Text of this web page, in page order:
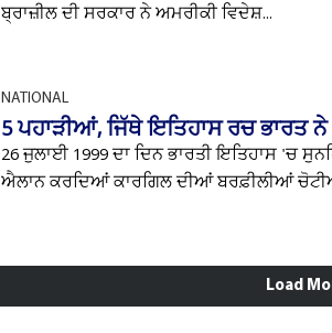
ਬ੍ਰਾਜ਼ੀਲ ਦੀ ਸਰਕਾਰ ਨੇ ਅਮਰੀਕੀ ਵਿਦੇਸ਼...
NATIONAL
5 ਪਹਾੜੀਆਂ, ਜਿੱਥੇ ਇਤਿਹਾਸ ਰਚ ਭਾਰਤ ਨੇ
26 ਜੁਲਾਈ 1999 ਦਾ ਦਿਨ ਭਾਰਤੀ ਇਤਿਹਾਸ 'ਚ
ਐਲਾਨ ਕਰਦਿਆਂ ਕਾਰਗਿਲ ਦੀਆਂ ਬਰਫ਼ੀਲੀਆਂ
Load